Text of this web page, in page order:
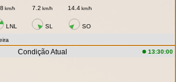
km/h 7.2 km/h 14.4km/h
LNL SL SO
Condição Atual 13:30:00